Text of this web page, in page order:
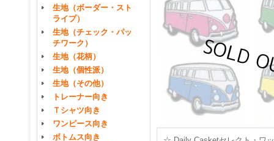
生地（ボーダー・スト
ライプ）
生地（チェック・パッ
チワーク）
生地（花柄）
生地（個性派）
生地（その他）
トレーナー向き
Ｔシャツ向き
ワンピース向き
ボトムス向き